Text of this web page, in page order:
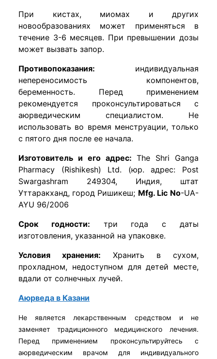
При кистах, миомах и других
новообразованиях может применяться в
течение 3-6 месяцев. При превышении дозы
может вызвать запор.
Противопоказания: индивидуальная
непереносимость компонентов,
беременность. Перед применением
рекомендуется проконсультироваться с
аюрведическим специалистом. Не
использовать во время менструации, только
с пятого дня после ее начала.
Изготовитель и его адрес: The Shri Ganga
Pharmacy (Rishikesh) Ltd. (юр. адрес: Post
Swargashram 249304, Индия, штат
Уттаракханд, город Ришикеш; Mfg. Lic No-UA-
AYU 96/2006
Срок годности: три года с даты
изготовления, указанной на упаковке.
Условия хранения: Хранить в сухом,
прохладном, недоступном для детей месте,
вдали от солнечных лучей.
Аюрведа в Казани
Не является лекарственным средством и не
заменяет традиционного медицинского лечения.
Перед применением проконсультируйтесь с
аюрведическим врачом для индивидуального